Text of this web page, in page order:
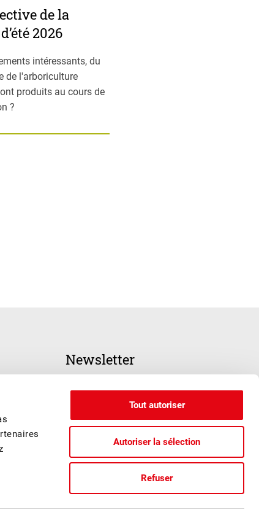
Tout autoriser
Autoriser la sélection
Refuser
de la
2026
intéressants, du
de l'arboriculture
produits au cours de
?
Newsletter